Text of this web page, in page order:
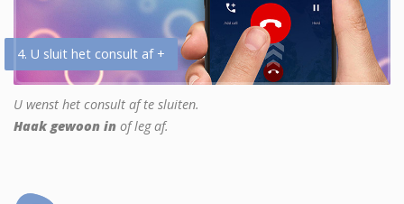
4. U sluit het consult af +
U wenst het consult af te sluiten.
Haak gewoon in of leg af.